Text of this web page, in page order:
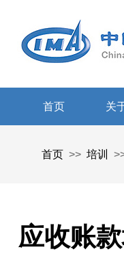
首页 关
首页 >> 培训
应收账